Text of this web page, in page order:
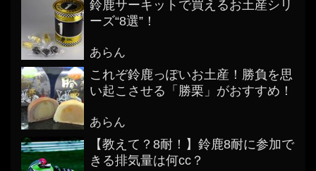
鈴鹿サーキットで買えるお土産シリ
ーズ“8選”！
あらん
これぞ鈴鹿っぽいお土産！勝負を思
い起こさせる「勝栗」がおすすめ！
あらん
【教えて？8耐！】鈴鹿8耐に参加で
きる排気量は何cc？